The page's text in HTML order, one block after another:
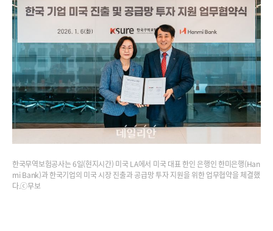
한국무역보험공사는 6일(현지시간) 미국 LA에서 미국 대표 한인 은행인 한미은행(Han
mi Bank)과 한국기업의 미국 시장 진출과 공급망 투자 지원을 위한 업무협약을 체결했
다.ⓒ무보